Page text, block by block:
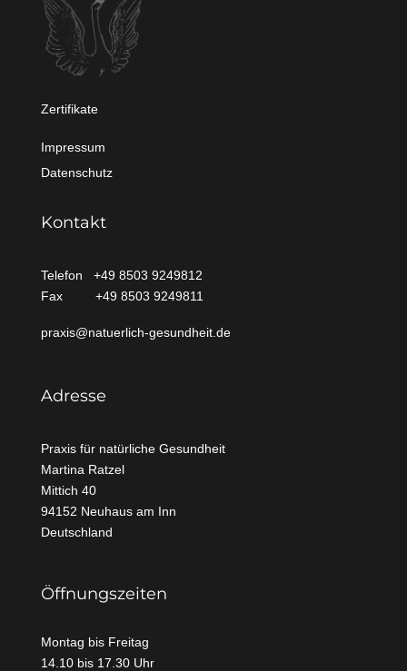
Zertifikate
Impressum
Datenschutz
Kontakt
Telefon +49 8503 9249812
Fax +49 8503 9249811
praxis@natuerlich-gesundheit.de
Adresse
Praxis für natürliche Gesundheit
Martina Ratzel
Mittich 40
94152 Neuhaus am Inn
Deutschland
Öffnungszeiten
Montag bis Freitag
14.10 bis 17.30 Uhr